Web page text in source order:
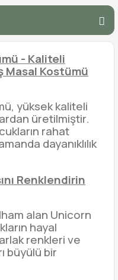
- Kaliteli
Masal Kostümü
yüksek kaliteli
üretilmiştir.
rahat
dayanıklılık
Renklendirin
alan Unicorn
hayal
renkleri ve
büyülü bir